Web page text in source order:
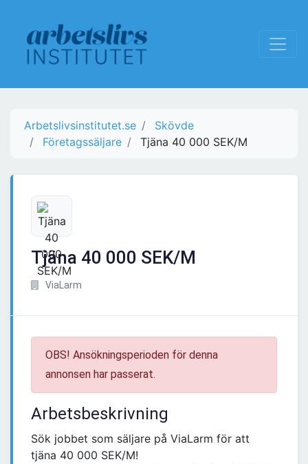
Arbetslivsinstitutet.se
Skövde
Företagssäljare
Tjäna 40 000 SEK/M
Tjäna 40 000 SEK/M
ViaLarm
OBS! Ansökningsperioden för denna
annonsen har passerat.
Arbetsbeskrivning
Sök jobbet som säljare på ViaLarm för att
tjäna 40 000 SEK/M!